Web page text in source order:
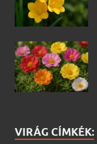
VIRÁG CÍMKÉK: